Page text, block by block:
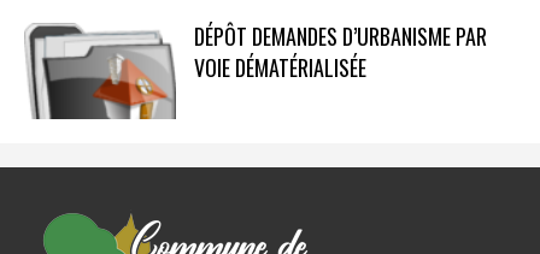
DÉPÔT DEMANDES D’URBANISME PAR
VOIE DÉMATÉRIALISÉE